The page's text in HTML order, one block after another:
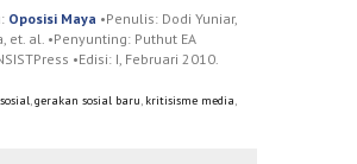
Oposisi Maya •Penulis: Dodi Yuniar,
et. al. •Penyunting: Puthut EA
•Edisi: I, Februari 2010.
,gerakan sosial baru, kritisisme media